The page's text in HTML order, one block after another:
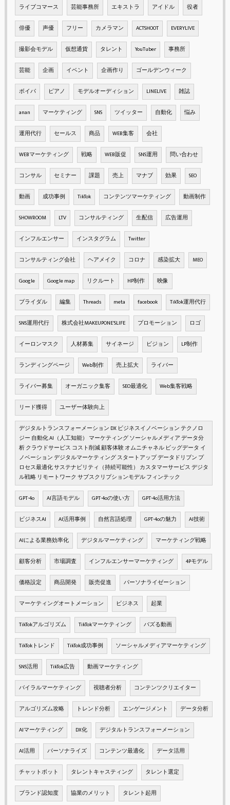
ライブコマース 芸能事務所 エキストラ アイドル 役者
俳優 声優 フリー カメラマン ACTSHOOT EVERYLIVE
撮影会モデル 仮想通貨 タレント YouTuber 事務所
芸能 企画 イベント 企画作り ゴールデンウィーク
ボイパ ピアノ モデルオーディション LINELIVE 雑誌
anan マーケティング SNS ツイッター 自動化 悩み
運用代行 セールス 商品 WEB集客 会社
WEBマーケティング 戦略 WEB販促 SNS運用 問い合わせ
コンサル セミナー 課題 売上 マナブ 効果 SEO
動画 成功事例 TikTok コンテンツマーケティング 動画制作
SHOWROOM LTV コンサルティング 生配信 広告運用
インフルエンサー インスタグラム Twitter
コンサルティング会社 ヘアメイク コロナ 感染拡大 MEO
Google Google map リクルート HP制作 映像
ブライダル 編集 Threads meta facebook TikTok運用代行
SNS運用代行 株式会社MAKEUPONE'SLIFE プロモーション ロゴ
イーロンマスク 人材募集 サイネージ ビジョン LP制作
ランディングページ Web制作 売上拡大 ライバー
ライバー募集 オーガニック集客 SEO最適化 Web集客戦略
リード獲得 ユーザー体験向上
デジタルトランスフォーメーション DX ビジネスイノベーション テクノロ
ジー 自動化 AI（人工知能） マーケティング ソーシャルメディア データ分
析 クラウドサービス コスト削減 顧客体験 オムニチャネル ビッグデータ イ
ノベーション デジタルマーケティング スタートアップ データドリブン プ
ロセス最適化 サステナビリティ（持続可能性） カスタマーサービス デジタ
ル戦略 リモートワーク サブスクリプションモデル フィンテック
GPT-4o AI言語モデル GPT-4oの使い方 GPT-4o活用方法
ビジネスAI AI活用事例 自然言語処理 GPT-4oの魅力 AI技術
AIによる業務効率化 デジタルマーケティング マーケティング戦略
顧客分析 市場調査 インフルエンサーマーケティング 4Pモデル
価格設定 商品開発 販売促進 パーソナライゼーション
マーケティングオートメーション ビジネス 起業
TikTokアルゴリズム TikTokマーケティング バズる動画
TikTokトレンド TikTok成功事例 ソーシャルメディアマーケティング
SNS活用 TikTok広告 動画マーケティング
バイラルマーケティング 視聴者分析 コンテンツクリエイター
アルゴリズム攻略 トレンド分析 エンゲージメント データ分析
AIマーケティング DX化 デジタルトランスフォーメーション
AI活用 パーソナライズ コンテンツ最適化 データ活用
チャットボット タレントキャスティング タレント選定
ブランド認知度 協業のメリット タレント起用